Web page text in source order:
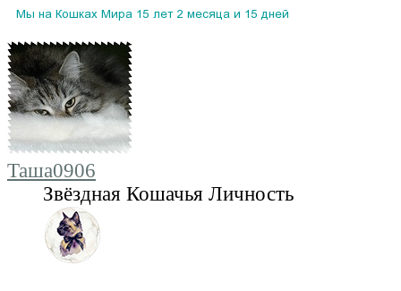
Таша0906
Звёздная Кошачья Личность